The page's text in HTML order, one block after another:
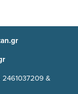
2461037209 &